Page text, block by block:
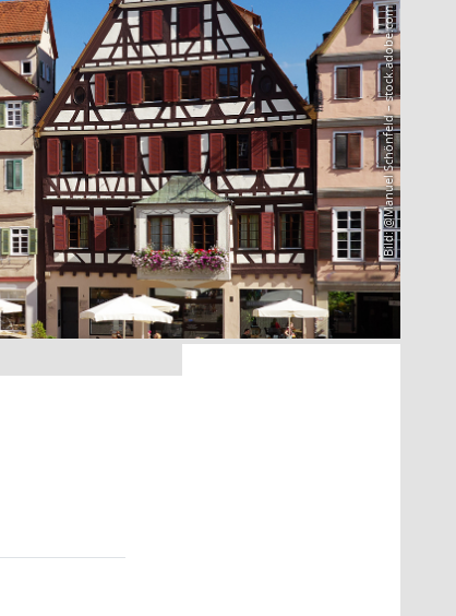
Bild: @Manuel Schönfeld – stock.adobe.com